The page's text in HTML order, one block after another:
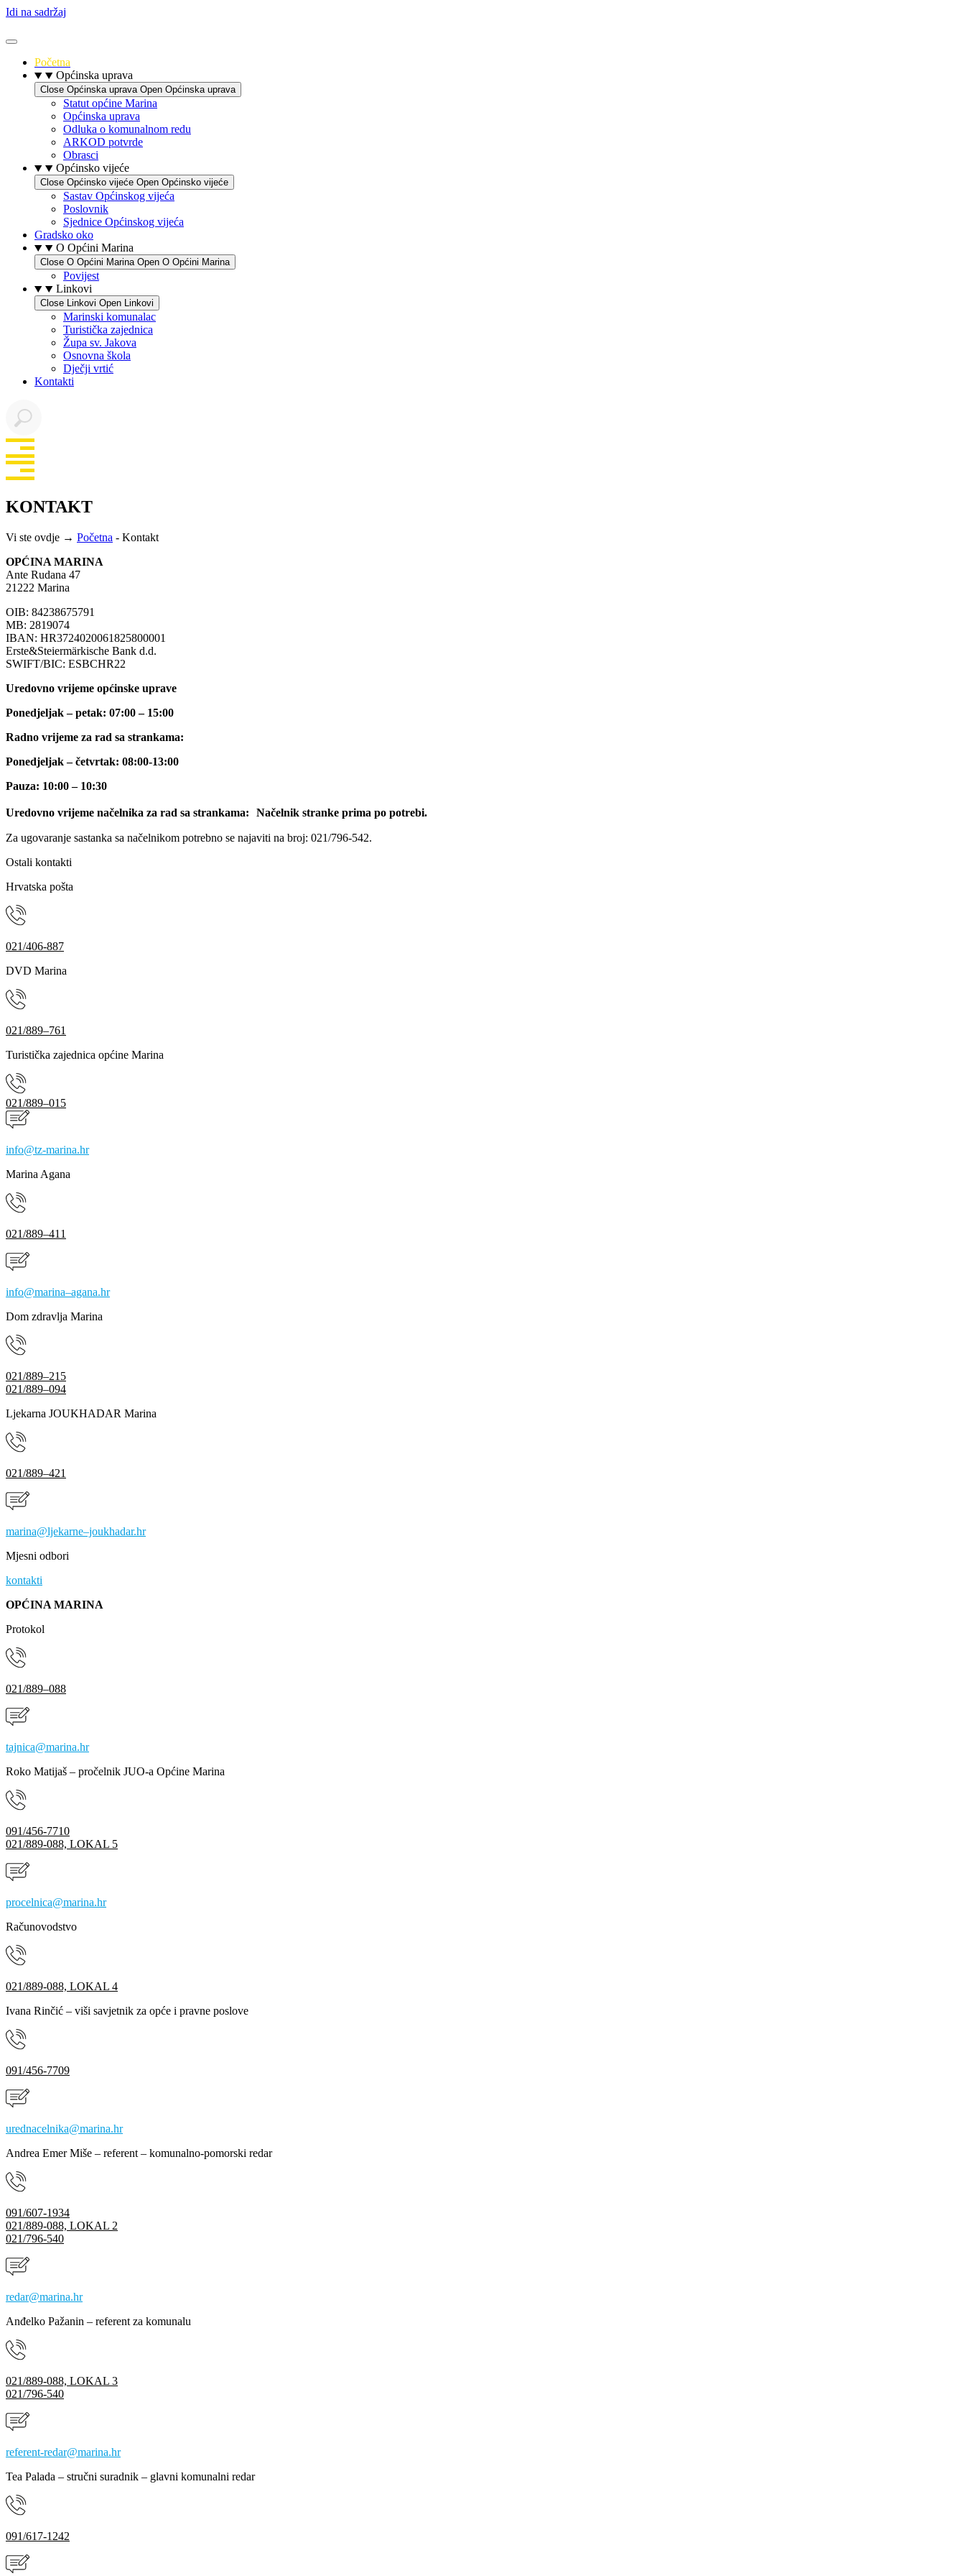
Idi na sadržaj
Početna
Općinska uprava
Close Općinska uprava Open Općinska uprava
Statut općine Marina
Općinska uprava
Odluka o komunalnom redu
ARKOD potvrde
Obrasci
Općinsko vijeće
Close Općinsko vijeće Open Općinsko vijeće
Sastav Općinskog vijeća
Poslovnik
Sjednice Općinskog vijeća
Gradsko oko
O Općini Marina
Close O Općini Marina Open O Općini Marina
Povijest
Linkovi
Close Linkovi Open Linkovi
Marinski komunalac
Turistička zajednica
Župa sv. Jakova
Osnovna škola
Dječji vrtić
Kontakti
KONTAKT
Vi ste ovdje → Početna - Kontakt
OPĆINA MARINA
Ante Rudana 47
21222 Marina
OIB: 84238675791
MB: 2819074
IBAN: HR3724020061825800001
Erste&Steiermärkische Bank d.d.
SWIFT/BIC: ESBCHR22
Uredovno vrijeme općinske uprave
Ponedjeljak – petak: 07:00 – 15:00
Radno vrijeme za rad sa strankama:
Ponedjeljak – četvrtak: 08:00-13:00
Pauza: 10:00 – 10:30
Uredovno vrijeme načelnika za rad sa strankama: Načelnik stranke prima po potrebi.
Za ugovaranje sastanka sa načelnikom potrebno se najaviti na broj: 021/796-542.
Ostali kontakti
Hrvatska pošta
021/406-887
DVD Marina
021/889–761
Turistička zajednica općine Marina
021/889–015
info@tz-marina.hr
Marina Agana
021/889–411
info@marina–agana.hr
Dom zdravlja Marina
021/889–215
021/889–094
Ljekarna JOUKHADAR Marina
021/889–421
marina@ljekarne–joukhadar.hr
Mjesni odbori
kontakti
OPĆINA MARINA
Protokol
021/889–088
tajnica@marina.hr
Roko Matijaš – pročelnik JUO-a Općine Marina
091/456-7710
021/889-088, LOKAL 5
procelnica@marina.hr
Računovodstvo
021/889-088, LOKAL 4
Ivana Rinčić – viši savjetnik za opće i pravne poslove
091/456-7709
urednacelnika@marina.hr
Andrea Emer Miše – referent – komunalno-pomorski redar
091/607-1934
021/889-088, LOKAL 2
021/796-540
redar@marina.hr
Anđelko Pažanin – referent za komunalu
021/889-088, LOKAL 3
021/796-540
referent-redar@marina.hr
Tea Palada – stručni suradnik – glavni komunalni redar
091/617-1242